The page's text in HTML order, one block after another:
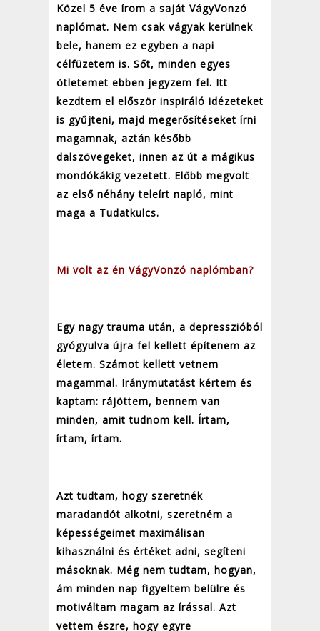
Közel 5 éve írom a saját VágyVonzó
naplómat. Nem csak vágyak kerülnek
bele, hanem ez egyben a napi
célfüzetem is. Sőt, minden egyes
ötletemet ebben jegyzem fel. Itt
kezdtem el először inspiráló idézeteket
is gyűjteni, majd megerősítéseket írni
magamnak, aztán később
dalszövegeket, innen az út a mágikus
mondókákig vezetett. Előbb megvolt
az első néhány teleírt napló, mint
maga a Tudatkulcs.
Mi volt az én VágyVonzó naplómban?
Egy nagy trauma után, a depresszióból
gyógyulva újra fel kellett építenem az
életem. Számot kellett vetnem
magammal. Iránymutatást kértem és
kaptam: rájöttem, bennem van
minden, amit tudnom kell. Írtam,
írtam, írtam.
Azt tudtam, hogy szeretnék
maradandót alkotni, szeretném a
képességeimet maximálisan
kihasználni és értéket adni, segíteni
másoknak. Még nem tudtam, hogyan,
ám minden nap figyeltem belülre és
motiváltam magam az írással. Azt
vettem észre, hogy egyre